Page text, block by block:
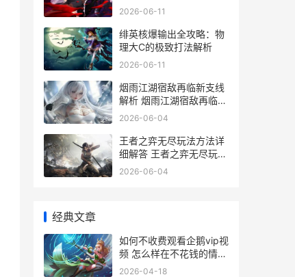
倍！
2026-06-11
绯英核爆输出全攻略：物
理大C的极致打法解析
2026-06-11
烟雨江湖宿敌再临新支线
解析 烟雨江湖宿敌再临怎
么触发
2026-06-04
王者之弈无尽玩法方法详
细解答 王者之弈无尽玩法
介绍
2026-06-04
经典文章
如何不收费观看企鹅vip视
频 怎么样在不花钱的情况
下看vip电视剧
2026-04-18